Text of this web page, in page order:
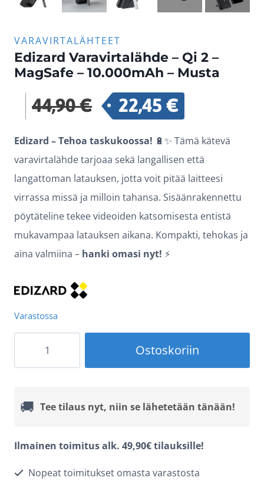
VARAVIRTALÄHTEET
Edizard Varavirtalähde – Qi 2 –
MagSafe – 10.000mAh – Musta
44,90€ Alkuperäinen
44,90 €.
22,45€
22,45 €.
Edizard – Tehoa taskukoossa! 🔋✨ Tämä kätevä
varavirtalähde tarjoaa sekä langallisen että
langattoman latauksen, jotta voit pitää laitteesi
virrassa missä ja milloin tahansa. Sisäänrakennettu
pöytäteline tekee videoiden katsomisesta entistä
mukavampaa latauksen aikana. Kompakti, tehokas ja
aina valmiina – hanki omasi nyt! ⚡
Varastossa
-
Ostoskoriin
🚚 Tee tilaus nyt, niin se lähetetään tänään!
Ilmainen toimitus alk. 49,90€ tilauksille!
Nopeat toimitukset omasta varastosta